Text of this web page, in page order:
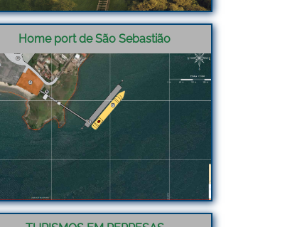
Home port de São Sebastião